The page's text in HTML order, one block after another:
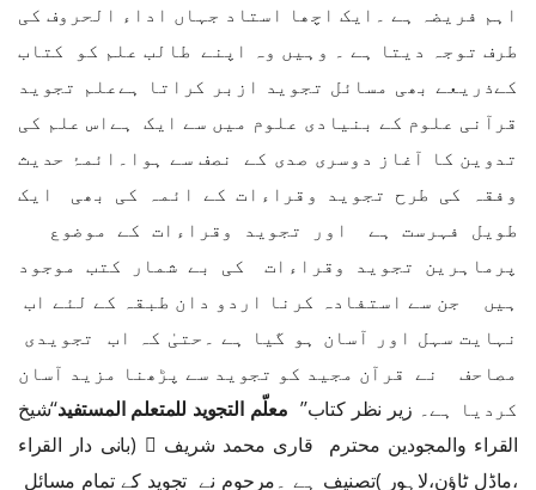
اہم فریضہ ہے ۔ایک اچھا استاد جہاں اداء الحروف کی
طرف توجہ دیتا ہے ۔ وہیں وہ اپنے طالب علم کو کتاب
کےذریعے بھی مسائل تجوید ازبر کراتا ہےعلم تجوید
قرآنی علوم کے بنیادی علوم میں سے ایک ہےاس علم کی
تدوین کا آغاز دوسری صدی کے نصف سے ہوا۔ائمۂ حدیث
وفقہ کی طرح تجوید وقراءات کے ائمہ کی بھی ایک
طویل فہرست ہے اور تجوید وقراءات کے موضوع
پرماہرین تجوید وقراءات کی بے شمار کتب موجود
ہیں جن سے استفادہ کرنا اردو دان طبقہ کے لئے اب
نہایت سہل اور آسان ہو گیا ہے ۔حتیٰ کہ اب تجویدی
مصاحف نے قرآن مجید کو تجوید سے پڑھنا مزید آسان
کردیا ہے۔ زیر نظر کتاب’’ معلّم التجوید للمتعلم المستفید‘‘شیخ
القراء والمجودین محترم قاری محمد شریف ﷫ (بانی دار القراء
،ماڈل ٹاؤن،لاہور )تصنیف ہے ۔مرحوم نے تجوید کے تمام مسائل